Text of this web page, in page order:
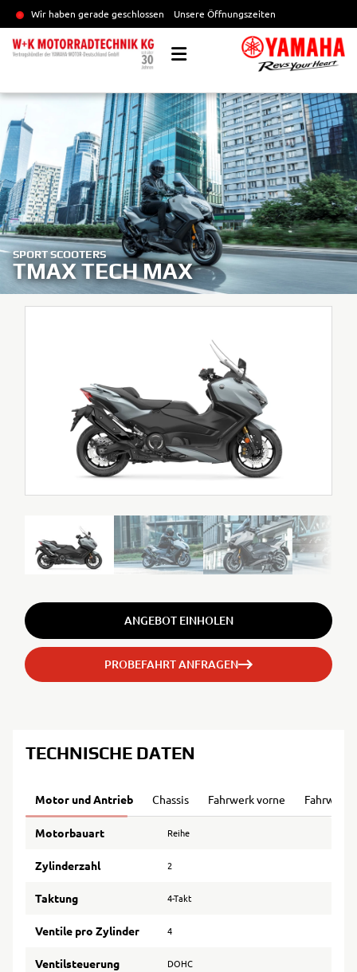
Wir haben gerade geschlossen Unsere Öffnungszeiten
SPORT SCOOTERS
TMAX TECH MAX
ANGEBOT EINHOLEN
PROBEFAHRT ANFRAGEN
TECHNISCHE DATEN
Motor und Antrieb Chassis Fahrwerk vorne Fahrwerk
Motorbauart Reihe
Zylinderzahl 2
Taktung 4-Takt
Ventile pro Zylinder 4
Ventilsteuerung DOHC